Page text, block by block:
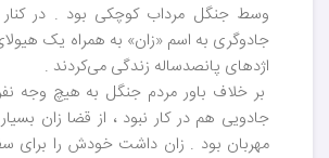
وسط جنگل مرداب کوچکی بود . در کنار
جادوگری به اسم «زان» به همراه یک
اژدهای پانصدساله زندگی می‌کردند .
بر خلاف باور مردم جنگل به هیچ وجه
جادویی هم در کار نبود ، از قضا زان
مهربان بود . زان داشت خودش را برای